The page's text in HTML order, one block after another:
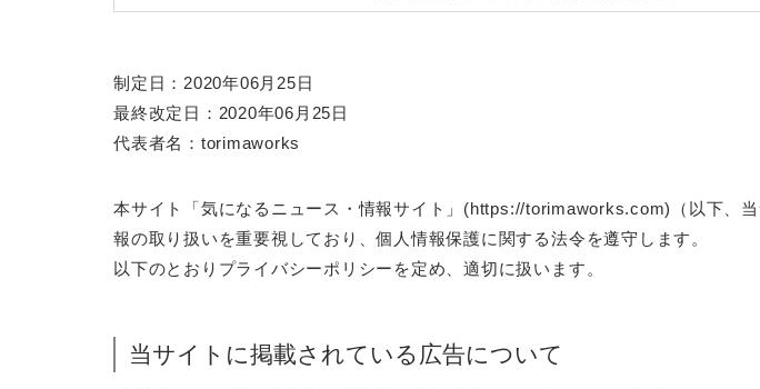
制定日：2020年06月25日
最終改定日：2020年06月25日
代表者名：torimaworks
本サイト「気になるニュース・情報サイト」(https://torimaworks.com)（以下、
報の取り扱いを重要視しており、個人情報保護に関する法令を遵守します。
以下のとおりプライバシーポリシーを定め、適切に扱います。
当サイトに掲載されている広告について